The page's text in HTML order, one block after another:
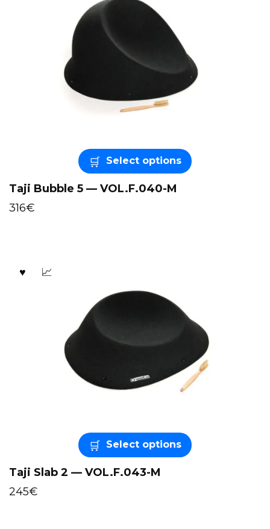
Select options
Taji Bubble 5 — VOL.F.040-M
316€
Select options
Taji Slab 2 — VOL.F.043-M
245€